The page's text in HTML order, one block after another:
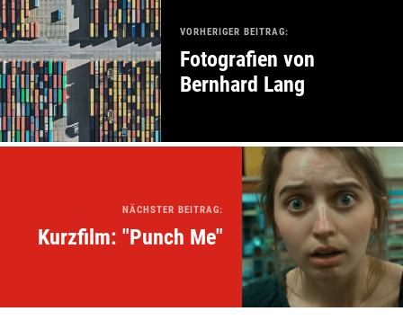
VORHERIGER BEITRAG:
Fotografien von
Bernhard Lang
NÄCHSTER BEITRAG:
Kurzfilm: "Punch Me"